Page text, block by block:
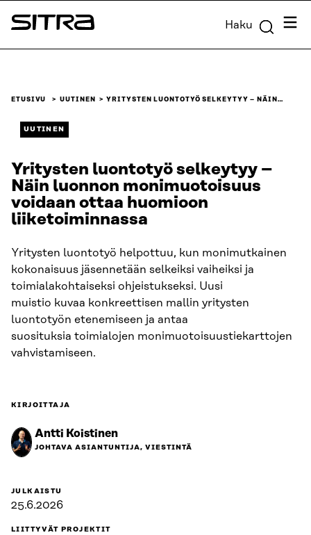
Siirry
suoraan
Sitra Haku
ETUSIVU UUTINEN YRITYSTEN LUONTOTYÖ SELKEYTYY – NÄIN…
UUTINEN
Yritysten luontotyö selkeytyy –
Näin luonnon monimuotoisuus
voidaan ottaa huomioon
liiketoiminnassa
Yritysten luontotyö helpottuu, kun monimutkainen
kokonaisuus jäsennetään selkeiksi vaiheiksi ja
toimialakohtaiseksi ohjeistukseksi. Uusi
muistio kuvaa konkreettisen mallin yritysten
luontotyön etenemiseen ja antaa
suosituksia toimialojen monimuotoisuustiekarttojen
vahvistamiseen.
KIRJOITTAJA
Antti Koistinen
JOHTAVA ASIANTUNTIJA, VIESTINTÄ
JULKAISTU
25.6.2026
LIITTYVÄT PROJEKTIT